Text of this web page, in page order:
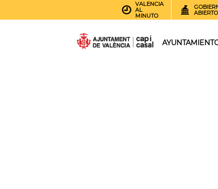
VALENCIA
AL
MINUTO
ABIERTO